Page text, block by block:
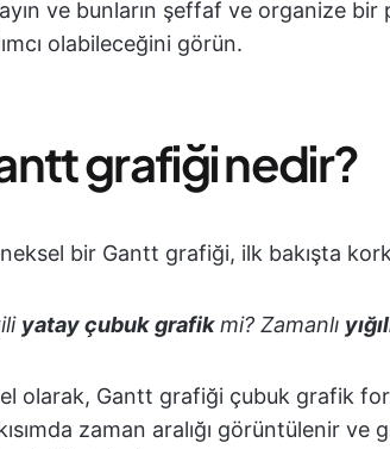
ve bunların şeffaf ve organize
olabileceğini görün.
grafiği nedir?
bir Gantt grafiği, ilk bakışta
yatay çubuk grafikmi? Zamanlı
olarak, Gantt grafiği çubuk grafik
zaman aralığı görüntülenir